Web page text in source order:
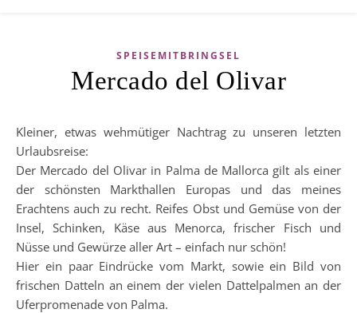
SPEISEMITBRINGSEL
Mercado del Olivar
Kleiner, etwas wehmütiger Nachtrag zu unseren letzten
Urlaubsreise:
Der Mercado del Olivar in Palma de Mallorca gilt als einer
der schönsten Markthallen Europas und das meines
Erachtens auch zu recht. Reifes Obst und Gemüse von der
Insel, Schinken, Käse aus Menorca, frischer Fisch und
Nüsse und Gewürze aller Art – einfach nur schön!
Hier ein paar Eindrücke vom Markt, sowie ein Bild von
frischen Datteln an einem der vielen Dattelpalmen an der
Uferpromenade von Palma.